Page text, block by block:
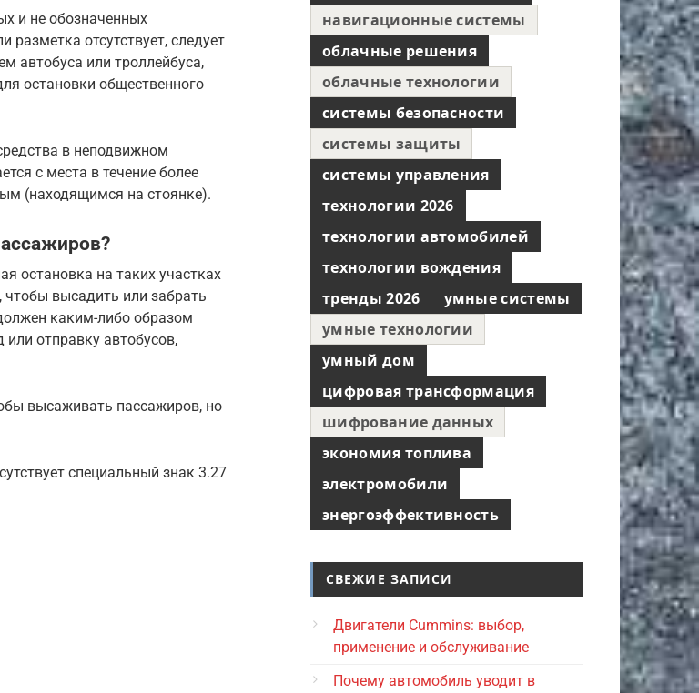
и не обозначенных
разметка отсутствует, следует
автобуса или троллейбуса,
остановки общественного
в неподвижном
с места в течение более
(находящимся на стоянке).
остановка на таких участках
высадить или забрать
каким-либо образом
или отправку автобусов,
высаживать пассажиров, но
специальный знак 3.27
навигационные системы
облачные решения
облачные технологии
системы безопасности
системы защиты
системы управления
технологии 2026
технологии автомобилей
технологии вождения
тренды 2026
умные системы
умные технологии
умный дом
цифровая трансформация
шифрование данных
экономия топлива
электромобили
энергоэффективность
СВЕЖИЕ ЗАПИСИ
Двигатели Cummins: выбор,
применение и обслуживание
Почему автомобиль уводит в